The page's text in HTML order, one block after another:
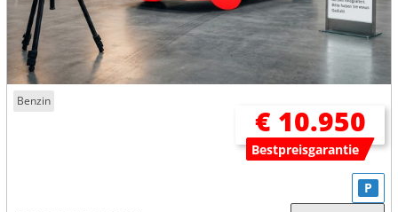
Benzin
€ 10.950
Bestpreisgarantie
P